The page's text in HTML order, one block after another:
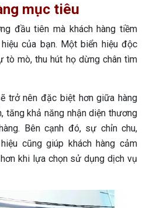
mục tiêu
đầu tiên mà khách hàng tiềm
của bạn. Một biển hiệu độc
tò mò, thu hút họ dừng chân tìm
trở nên đặc biệt hơn giữa hàng
tăng khả năng nhận diện thương
Bên cạnh đó, sự chỉn chu,
cũng giúp khách hàng cảm
khi lựa chọn sử dụng dịch vụ